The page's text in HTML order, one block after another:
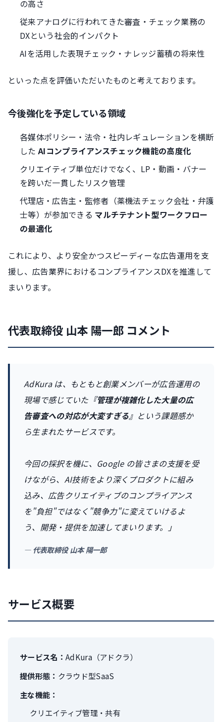
の高さ
従来アナログに行われてきた審査・チェック業務の
DXという社会的インパクト
AIを活用した表現チェック・ナレッジ蓄積の将来性
といった点を評価いただいたものと考えております。
今後強化を予定している領域
各媒体ポリシー・法令・社内レギュレーションを横断
した AIコンプライアンスチェック機能の高度化
クリエイティブ単位だけでなく、LP・動画・バナー
を跨いだ一貫したリスク管理
代理店・広告主・監修者（薬機法チェック会社・弁護
士等）が参加できる マルチテナント型ワークフロー
の最適化
これにより、より安全かつスピーディーな広告運用を支
援し、広告業界におけるコンプライアンスDXを推進して
まいります。
代表取締役 山本 陽一郎 コメント
AdKura は、もともと創業メンバーが広告運用の
現場で感じていた 『管理が複雑化した大量の広
告審査への対応が大変すぎる』 という課題感か
ら生まれたサービスです。
今回の採択を機に、Google の皆さまの支援を受
けながら、AI技術をより深くプロダクトに組み
込み、広告クリエイティブのコンプライアンス
を"負担"ではなく"競争力"に変えていけるよ
う、開発・提供を加速してまいります。」
— 代表取締役 山本 陽一郎
サービス概要
サービス名： AdKura（アドクラ）
提供形態： クラウド型SaaS
主な機能：
クリエイティブ管理・共有